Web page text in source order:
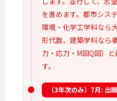
を進めます。都市シス
環境・化学工学科なら
形代数、建築学科なら
力・応力・M図Q図）
す。
（3年次のみ） 7月: 出